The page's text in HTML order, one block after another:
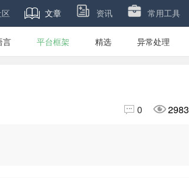
 文章 资讯 常用工具
言 平台框架 精选 异常处理
 0 2983